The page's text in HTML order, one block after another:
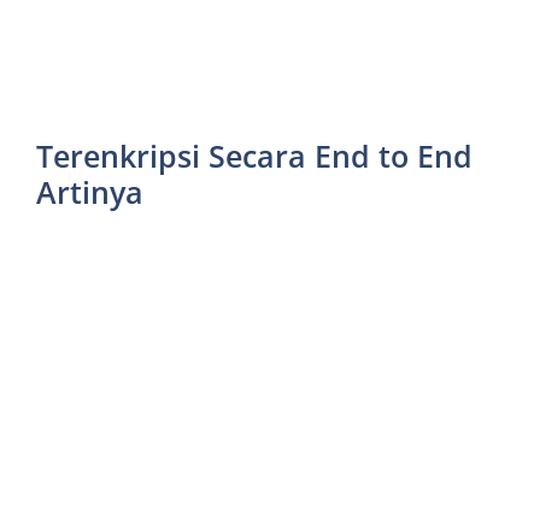
Terenkripsi Secara End to End
Artinya